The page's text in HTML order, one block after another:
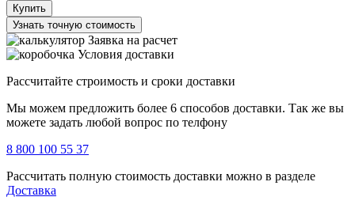
Купить
Узнать точную стоимость
Заявка на расчет
Условия доставки
Рассчитайте строимость и сроки доставки
Мы можем предложить более 6 способов доставки. Так же вы
можете задать любой вопрос по телфону
8 800 100 55 37
Рассчитать полную стоимость доставки можно в разделе
Доставка